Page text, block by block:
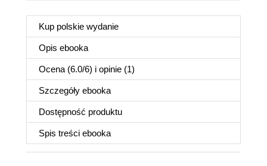
Kup polskie wydanie
Opis ebooka
Ocena (6.0/6) i opinie (1)
Szczegóły ebooka
Dostępność produktu
Spis treści ebooka